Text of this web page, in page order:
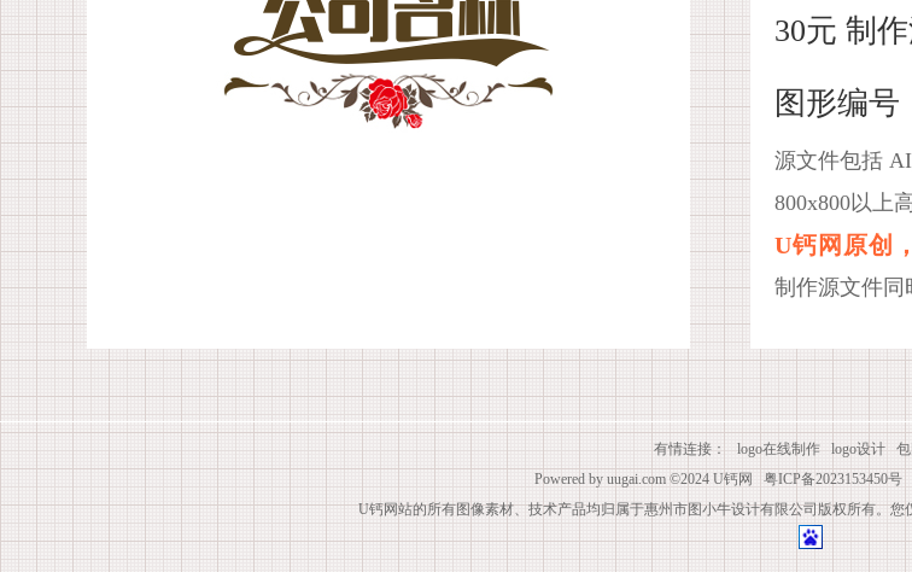
30元 制
图形编号
源文件包括
800x800以上
U钙网原创
制作源文件同
有情连接： logo在线制作 logo设计
Powered by uugai.com ©2024 U钙网 粤ICP备2023153450号
U钙网站的所有图像素材、技术产品均归属于惠州市图小牛设计有限公司版权所有。